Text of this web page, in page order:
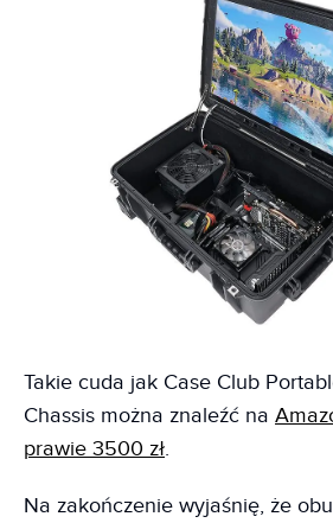
Takie cuda jak Case Club
Chassis można znaleźć na
prawie 3500 zł.
Na zakończenie wyjaśnię, że